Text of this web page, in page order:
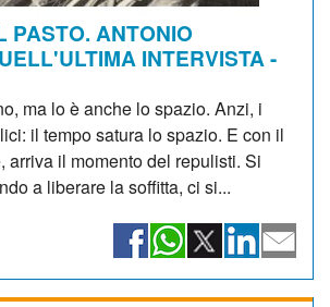
PASTO. ANTONIO
INTERVISTA -
ma lo è anche lo spazio. Anzi, i
il tempo satura lo spazio. E con il
arriva il momento del repulisti. Si
a liberare la soffitta, ci si...